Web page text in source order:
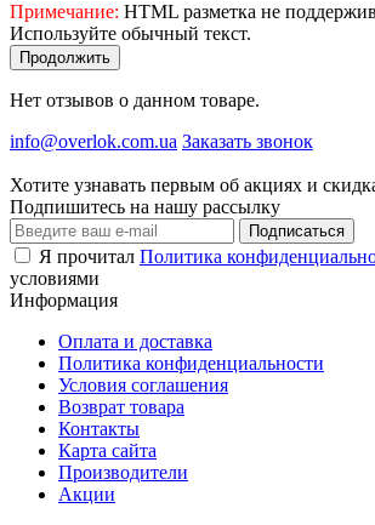
Примечание: HTML разметка не
Используйте обычный текст.
Продолжить
Нет отзывов о данном товаре.
info@overlok.com.ua Заказать звонок
Хотите узнавать первым об акциях и
Подпишитесь на нашу рассылку
Подписаться
Я прочитал Политика
условиями
Информация
Оплата и доставка
Политика конфиденциальности
Условия соглашения
Возврат товара
Контакты
Карта сайта
Производители
Акции